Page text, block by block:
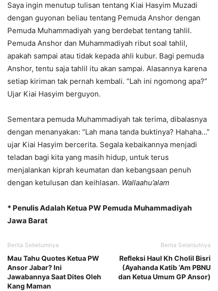
Saya ingin menutup tulisan tentang Kiai Hasyim Muzadi
dengan guyonan beliau tentang Pemuda Anshor dengan
Pemuda Muhammadiyah yang berdebat tentang tahlil.
Pemuda Anshor dan Muhammadiyah ribut soal tahlil,
apakah sampai atau tidak kepada ahli kubur. Bagi pemuda
Anshor, tentu saja tahlil itu akan sampai. Alasannya karena
setiap kiriman tak pernah kembali. “Lah ini ngomong apa?”
Ujar Kiai Hasyim berguyon.
Sementara pemuda Muhammadiyah tak terima, dibalasnya
dengan menanyakan: “Lah mana tanda buktinya? Hahaha…”
ujar Kiai Hasyim bercerita. Segala kebaikannya menjadi
teladan bagi kita yang masih hidup, untuk terus
menjalankan kiprah keumatan dan kebangsaan penuh
dengan ketulusan dan keihlasan. Wallaahu’alam
* Penulis Adalah Ketua PW Pemuda Muhammadiyah
Jawa Barat
Berita Sebelumnya
Mau Tahu Quotes Ketua PW
Ansor Jabar? Ini
Jawabannya Saat Dites Oleh
Kang Maman
Berita Selanjutnya
Refleksi Haul Kh Cholil Bisri
(Ayahanda Katib ‘Am PBNU
dan Ketua Umum GP Ansor)